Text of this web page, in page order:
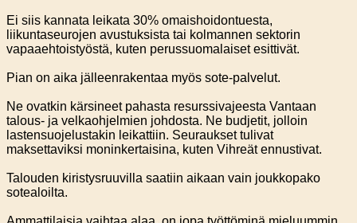
Ei siis kannata leikata 30% omaishoidontuesta,
liikuntaseurojen avustuksista tai kolmannen sektorin
vapaaehtoistyöstä, kuten perussuomalaiset esittivät.
Pian on aika jälleenrakentaa myös sote-palvelut.
Ne ovatkin kärsineet pahasta resurssivajeesta Vantaan
talous- ja velkaohjelmien johdosta. Ne budjetit, jolloin
lastensuojelustakin leikattiin. Seuraukset tulivat
maksettaviksi moninkertaisina, kuten Vihreät ennustivat.
Talouden kiristysruuvilla saatiin aikaan vain joukkopako
sotealoilta.